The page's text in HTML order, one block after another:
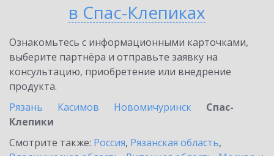
в Спас-Клепиках
Ознакомьтесь с информационными карточками,
выберите партнёра и отправьте заявку на
консультацию, приобретение или внедрение
продукта.
Рязань
Касимов Новомичуринск
Спас-
Клепики
Смотрите также: Россия, Рязанская область,